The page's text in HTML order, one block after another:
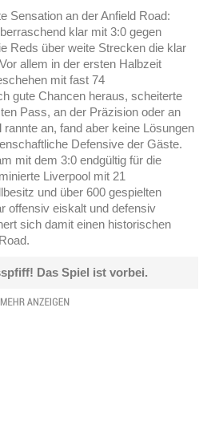
Sensation an der Anfield Road:
klar mit 3:0 gegen
Reds über weite Strecken die klar
allem in der ersten Halbzeit
mit fast 74
gute Chancen heraus, scheiterte
Pass, an der Präzision oder an
an, fand aber keine Lösungen
Defensive der Gäste.
mit dem 3:0 endgültig für die
Liverpool mit 21
und über 600 gespielten
offensiv eiskalt und defensiv
sich damit einen historischen
Das Spiel ist vorbei.